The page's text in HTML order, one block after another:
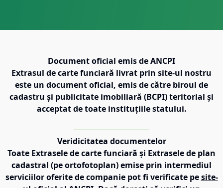
Document oficial emis de ANCPI
Extrasul de carte funciară livrat prin site-ul nostru
este un document oficial, emis de către biroul de
cadastru și publicitate imobiliară (BCPI) teritorial și
acceptat de toate instituțiile statului.
Veridicitatea documentelor
Toate Extrasele de carte funciară și Extrasele de plan
cadastral (pe ortofotoplan) emise prin intermediul
serviciilor oferite de companie pot fi verificate pe site-